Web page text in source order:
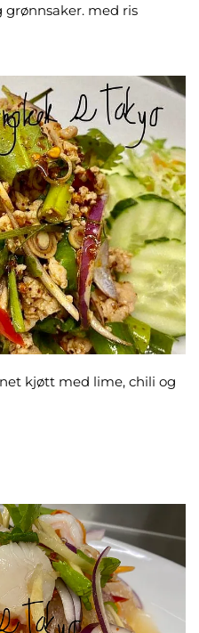
grønnsaker. med ris
kjøtt med lime, chili og